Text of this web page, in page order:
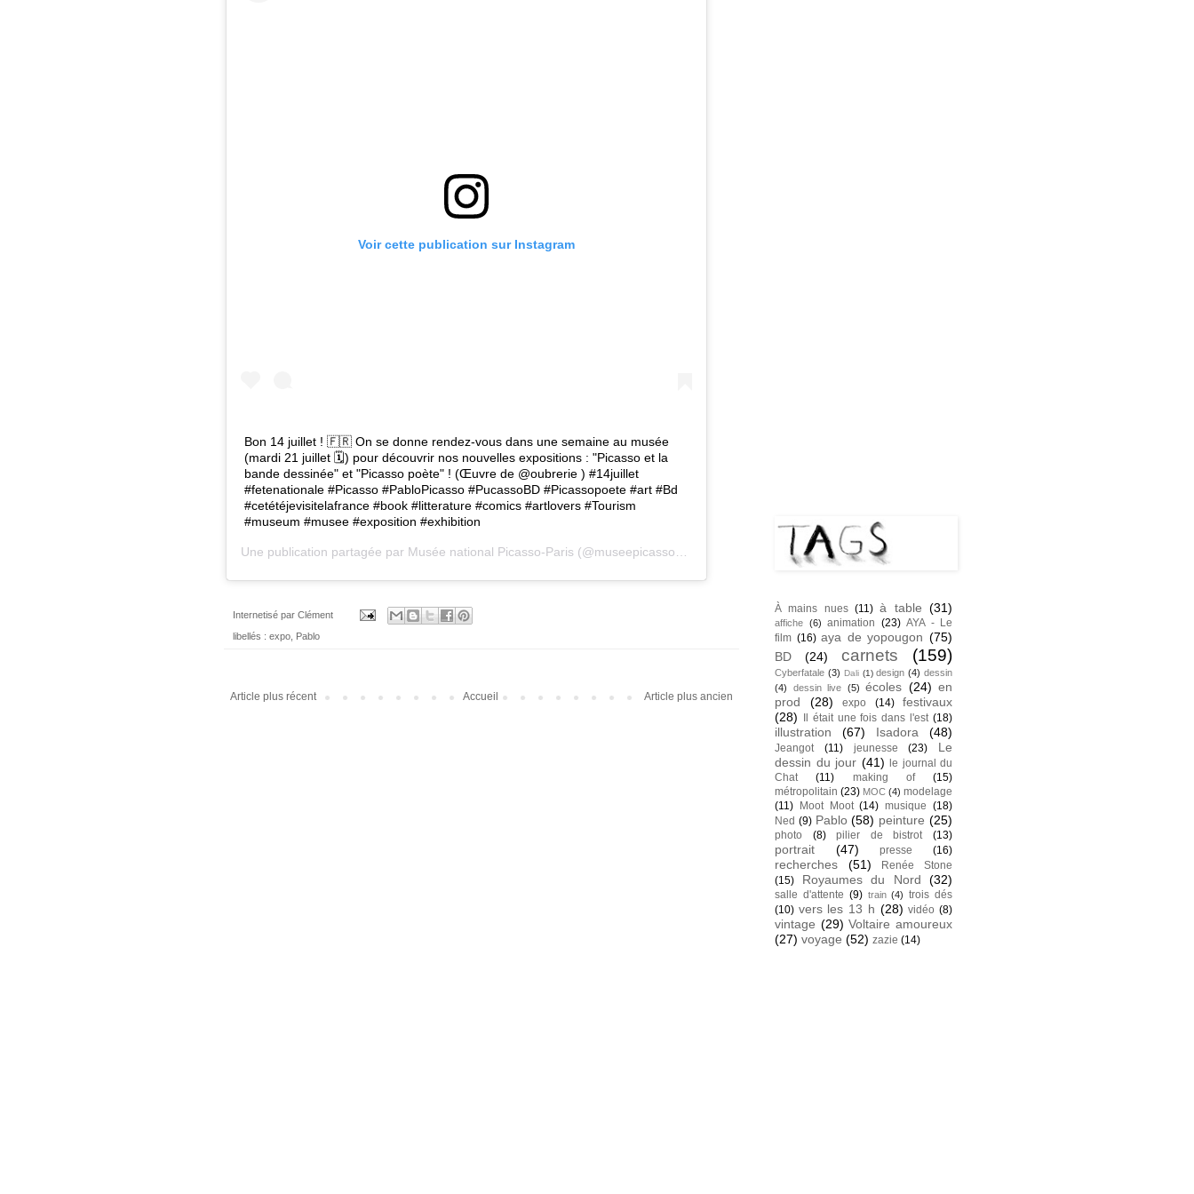
Voir cette publication sur Instagram
Bon 14 juillet ! 🇫🇷 On se donne rendez-vous dans une semaine au musée
(mardi 21 juillet 🗓) pour découvrir nos nouvelles expositions : "Picasso et la
bande dessinée" et "Picasso poète" ! (Œuvre de @oubrerie ) #14juillet
#fetenationale #Picasso #PabloPicasso #PucassoBD #Picassopoete #art #Bd
#cetétéjevisitelafrance #book #litterature #comics #artlovers #Tourism
#museum #musee #exposition #exhibition
Une publication partagée par Musée national Picasso-Paris (@museepicassoparis) le 14 Juil. 2020 à 3 :15 PDT
Internetisé par Clément
libellés : expo Pablo
Article plus récent Article plus ancien
Accueil
À mains nues (11) à table (31)
affiche (6) animation (23) AYA - Le
film (16) aya de yopougon (75)
BD
(24) carnets (159)
Cyberfatale (3) Dali (1) design (4) dessin
(4)
dessin live (5) écoles (24) en
prod
(28) expo (14)
festivaux
(28)
Il était une fois dans l'est (18)
illustration (67) Isadora (48)
Jeangot (11) jeunesse (23)
Le
dessin du jour (41)
le journal du
Chat
(11) making of
(15)
métropolitain (23) MOC (4) modelage
(11)
Moot Moot (14) musique (18)
Ned (9) Pablo (58) peinture (25)
photo (8) pilier de bistrot (13)
portrait (47) presse (16)
recherches (51)
Renée Stone
(15)
Royaumes du Nord (32)
salle d'attente (9) train (4)
trois dés
(10) vers les 13 h (28) vidéo (8)
vintage (29) Voltaire amoureux
(27) voyage (52) zazie (14)